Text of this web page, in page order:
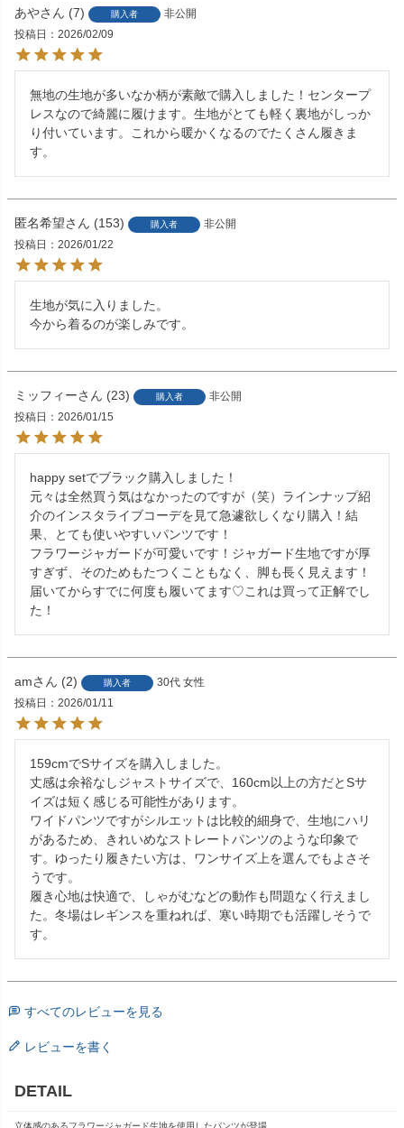
あや 7 購入者
非公開
投稿日
2026/02/09
無地の生地が多いなか柄が素敵で購入しました！センタープ
レスなので綺麗に履けます。生地がとても軽く裏地がしっか
り付いています。これから暖かくなるのでたくさん履きま
す。
匿名希望 153 購入者
非公開
投稿日
2026/01/22
生地が気に入りました。
今から着るのが楽しみです。
ミッフィー 23 購入者
非公開
投稿日
2026/01/15
happy setでブラック購入しました！
元々は全然買う気はなかったのですが（笑）ラインナップ紹
介のインスタライブコーデを見て急遽欲しくなり購入！結
果、とても使いやすいパンツです！
フラワージャガードが可愛いです！ジャガード生地ですが厚
すぎず、そのためもたつくこともなく、脚も長く見えます！
届いてからすでに何度も履いてます♡これは買って正解でし
た！
am 2 購入者 30代 女性
投稿日
2026/01/11
159cmでSサイズを購入しました。
丈感は余裕なしジャストサイズで、160cm以上の方だとSサ
イズは短く感じる可能性があります。
ワイドパンツですがシルエットは比較的細身で、生地にハリ
があるため、きれいめなストレートパンツのような印象で
す。ゆったり履きたい方は、ワンサイズ上を選んでもよさそ
うです。
履き心地は快適で、しゃがむなどの動作も問題なく行えまし
た。冬場はレギンスを重ねれば、寒い時期でも活躍しそうで
す。
すべてのレビューを見る
レビューを書く
DETAIL